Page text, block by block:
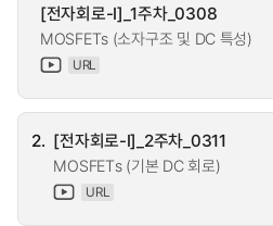
[전자회로-I]_1주차_0308
MOSFETs (소자구조 및 DC 특성)
URL
2. [전자회로-I]_2주차_0311
MOSFETs (기본 DC 회로)
URL